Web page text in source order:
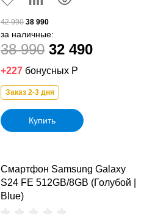
42 990 38 990
за наличные:
38 990 32 490
+227 бонусных Р
Заказ 2-3 дня
Купить
Смартфон Samsung Galaxy
S24 FE 512GB/8GB (Голубой |
Blue)